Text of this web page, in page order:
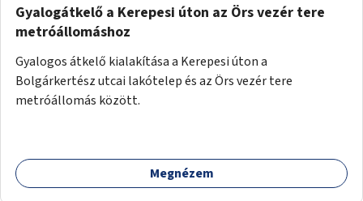
Gyalogátkelő a Kerepesi úton az Örs vezér tere
metróállomáshoz
Gyalogos átkelő kialakítása a Kerepesi úton a
Bolgárkertész utcai lakótelep és az Örs vezér tere
metróállomás között.
Megnézem